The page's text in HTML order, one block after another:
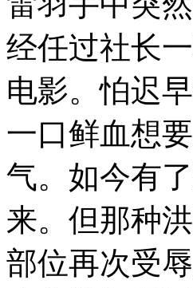
经任过社长
电影。怕迟
一口鲜血想
气。如今有
来。但那种
部位再次受